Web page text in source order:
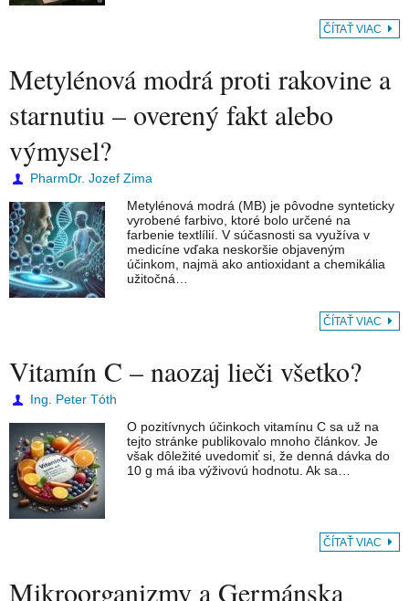
ČÍTAŤ VIAC
Metylénová modrá proti rakovine a
starnutiu – overený fakt alebo
výmysel?
PharmDr. Jozef Zima
Metylénová modrá (MB) je pôvodne synteticky
vyrobené farbivo, ktoré bolo určené na
farbenie textlílií. V súčasnosti sa využíva v
medicíne vďaka neskoršie objaveným
účinkom, najmä ako antioxidant a chemikália
užitočná…
ČÍTAŤ VIAC
Vitamín C – naozaj lieči všetko?
Ing. Peter Tóth
O pozitívnych účinkoch vitamínu C sa už na
tejto stránke publikovalo mnoho článkov. Je
však dôležité uvedomiť si, že denná dávka do
10 g má iba výživovú hodnotu. Ak sa…
ČÍTAŤ VIAC
Mikroorganizmy a Germánska